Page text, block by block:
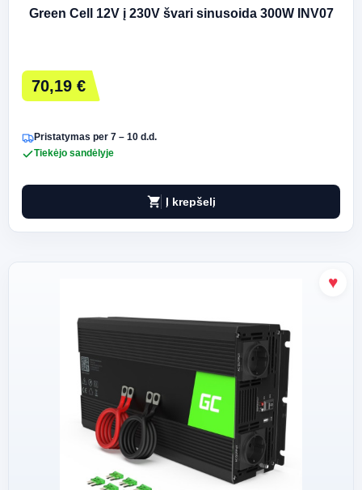
Green Cell 12V į 230V švari sinusoida 300W INV07
70,19 €
Pristatymas per 7 – 10 d.d.
Tiekėjo sandėlyje
shopping_cart Į krepšelį